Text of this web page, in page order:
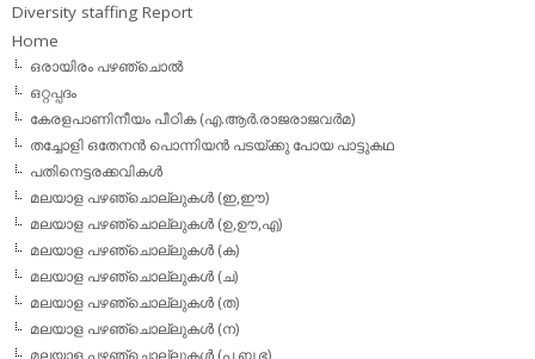
Diversity staffing Report
Home
ഒരായിരം പഴഞ്ചൊല്‍
ഒറ്റപ്പദം
കേരളപാണിനീയം പീഠിക (എ.ആര്‍.രാജരാജവര്‍മ)
തച്ചോളി ഒതേനൻ പൊന്നിയൻ പടയ്‌ക്കു പോയ പാട്ടുകഥ
പതിനെട്ടരക്കവികള്‍
മലയാള പഴഞ്ചൊല്ലുകള്‍ (ഇ,ഈ)
മലയാള പഴഞ്ചൊല്ലുകള്‍ (ഉ,ഊ,എ)
മലയാള പഴഞ്ചൊല്ലുകള്‍ (ക)
മലയാള പഴഞ്ചൊല്ലുകള്‍ (ച)
മലയാള പഴഞ്ചൊല്ലുകള്‍ (ത)
മലയാള പഴഞ്ചൊല്ലുകള്‍ (ന)